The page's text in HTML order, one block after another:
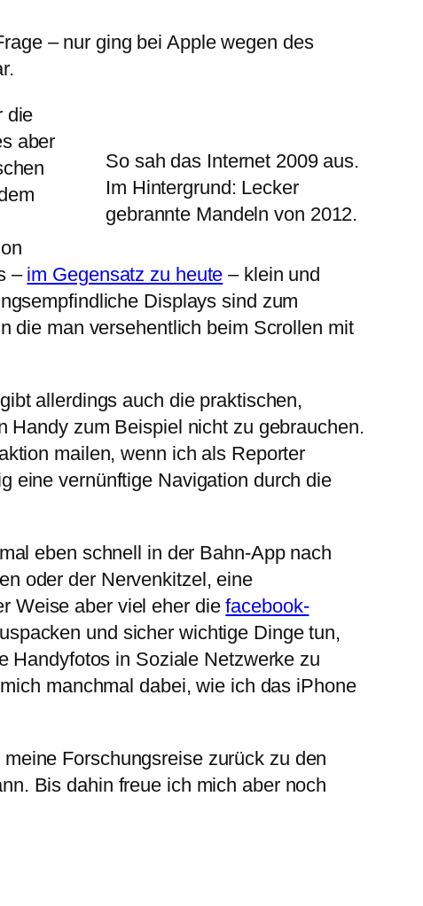
– nur ging bei Apple wegen des
So sah das Internet 2009 aus.
Im Hintergrund: Lecker
gebrannte Mandeln von 2012.
die
aber
– im Gegensatz zu heute – klein und
Displays sind zum
die man versehentlich beim Scrollen mit
allerdings auch die praktischen,
Handy zum Beispiel nicht zu gebrauchen.
mailen, wenn ich als Reporter
eine vernünftige Navigation durch die
eben schnell in der Bahn-App nach
oder der Nervenkitzel, eine
Weise aber viel eher diefacebook-
und sicher wichtige Dinge tun,
Handyfotos in Soziale Netzwerke zu
manchmal dabei, wie ich das iPhone
Forschungsreise zurück zu den
Bis dahin freue ich mich aber noch